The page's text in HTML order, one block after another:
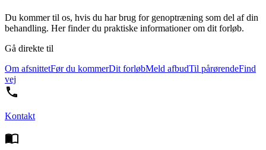
Du kommer til os, hvis du har brug for genoptræning som del af din
behandling. Her finder du praktiske informationer om dit forløb.
Gå direkte til
Om afsnittetFør du kommerDit forløbMeld afbudTil pårørendeFind
vej
Kontakt